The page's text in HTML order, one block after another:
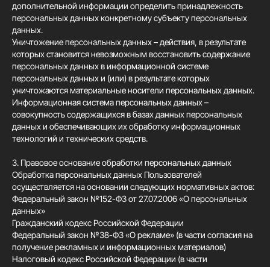
дополнительной информации определить принадлежность
персональных данных конкретному субъекту персональных
данных.
Уничтожение персональных данных – действия, в результате
которых становится невозможным восстановить содержание
персональных данных в информационной системе
персональных данных и (или) в результате которых
уничтожаются материальные носители персональных данных.
Информационная система персональных данных –
совокупность содержащихся в базах данных персональных
данных и обеспечивающих их обработку информационных
технологий и технических средств.
3. Правовое основание обработки персональных данных
Обработка персональных данных Пользователей
осуществляется на основании следующих нормативных актов:
Федеральный закон №152-ФЗ от 27.07.2006 «О персональных
данных»
Гражданский кодекс Российской Федерации
Федеральный закон №38-ФЗ «О рекламе» (в части согласия на
получение рекламных и информационных материалов)
Налоговый кодекс Российской Федерации (в части